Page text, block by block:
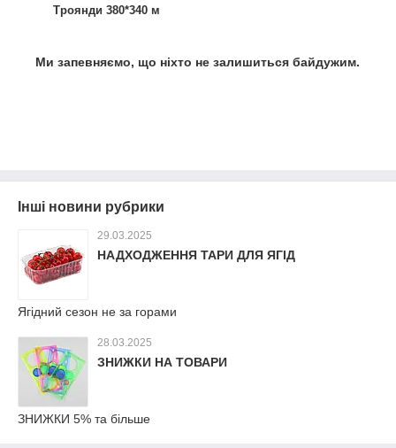
Троянди 380*340 м
Ми запевняємо, що ніхто не залишиться байдужим.
Інші новини рубрики
29.03.2025
НАДХОДЖЕННЯ ТАРИ ДЛЯ ЯГІД
Ягідний сезон не за горами
28.03.2025
ЗНИЖКИ НА ТОВАРИ
ЗНИЖКИ 5% та більше